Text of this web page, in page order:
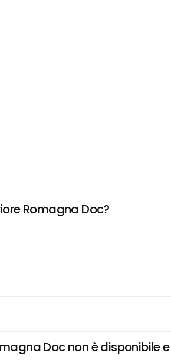
Romagna Doc?
Doc non è disponibile